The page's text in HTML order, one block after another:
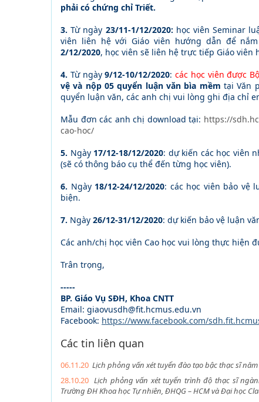
phải có chứng chỉ Triết.
3.Từ ngày 23/11-1/12/2020: học viên Seminar
viên liên hệ với Giáo viên hướng dẫn để
2/12/2020, học viên sẽ liên hệ trực tiếp Giáo viên
4. Từ ngày9/12-10/12/2020:các học viên được
vệ và nộp 05 quyển luận văn bìa mềm tại Văn
quyển luận văn, các anh chị vui lòng ghi địa chỉ
Mẫu đơn các anh chị download tại: https://
cao-hoc/
5. Ngày 17/12-18/12/2020: dự kiến các học viên
(sẽ có thông báo cụ thể đến từng học viên).
6. Ngày 18/12-24/12/2020: các học viên bảo vệ
biện.
7. Ngày 26/12-31/12/2020: dự kiến bảo vệ luận
Các anh/chị học viên Cao học vui lòng thực hiện
Trân trọng,
-----
BP. Giáo Vụ SĐH, Khoa CNTT
Email: giaovusdh@fit.hcmus.edu.vn
Facebook: https://www.facebook.com/
Các tin liên quan
06.11.20 Lịch phỏng vấn xét tuyển đào tạo bậc thạc sĩ
28.10.20 Lịch phỏng vấn xét tuyển trình độ thạc sĩ
Trường ĐH Khoa học Tự nhiên, ĐHQG – HCM và Đại học